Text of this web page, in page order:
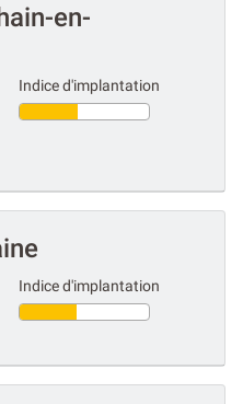
en-
Indice d'implantation
Indice d'implantation